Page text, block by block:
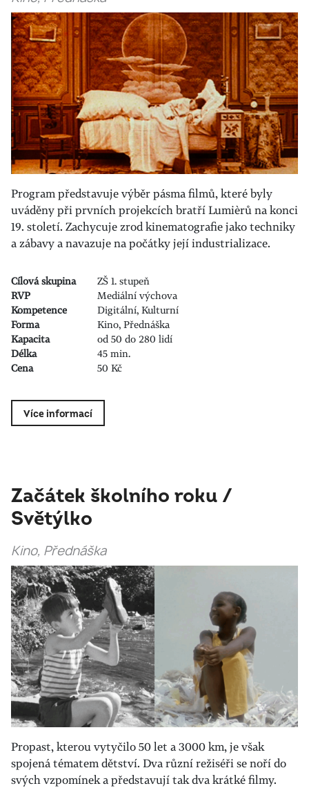
Program představuje výběr pásma filmů, které byly
uváděny při prvních projekcích bratří Lumièrů na konci
19. století. Zachycuje zrod kinematografie jako techniky
a zábavy a navazuje na počátky její industrializace.
Cílová skupina
ZŠ 1. stupeň
RVP
Mediální výchova
Kompetence
Digitální, Kulturní
Forma
Kino, Přednáška
Kapacita
od 50 do 280 lidí
Délka
45 min.
Cena
50 Kč
Více informací
Začátek školního roku /
Světýlko
Kino, Přednáška
Propast, kterou vytyčilo 50 let a 3000 km, je však
spojená tématem dětství. Dva různí režiséři se noří do
svých vzpomínek a představují tak dva krátké filmy.